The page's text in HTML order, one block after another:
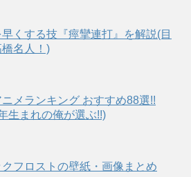
くする技『痙攣連打』を解説(目
名人！)
メランキング おすすめ88選!!
生まれの俺が選ぶ!!)
クフロストの壁紙・画像まとめ